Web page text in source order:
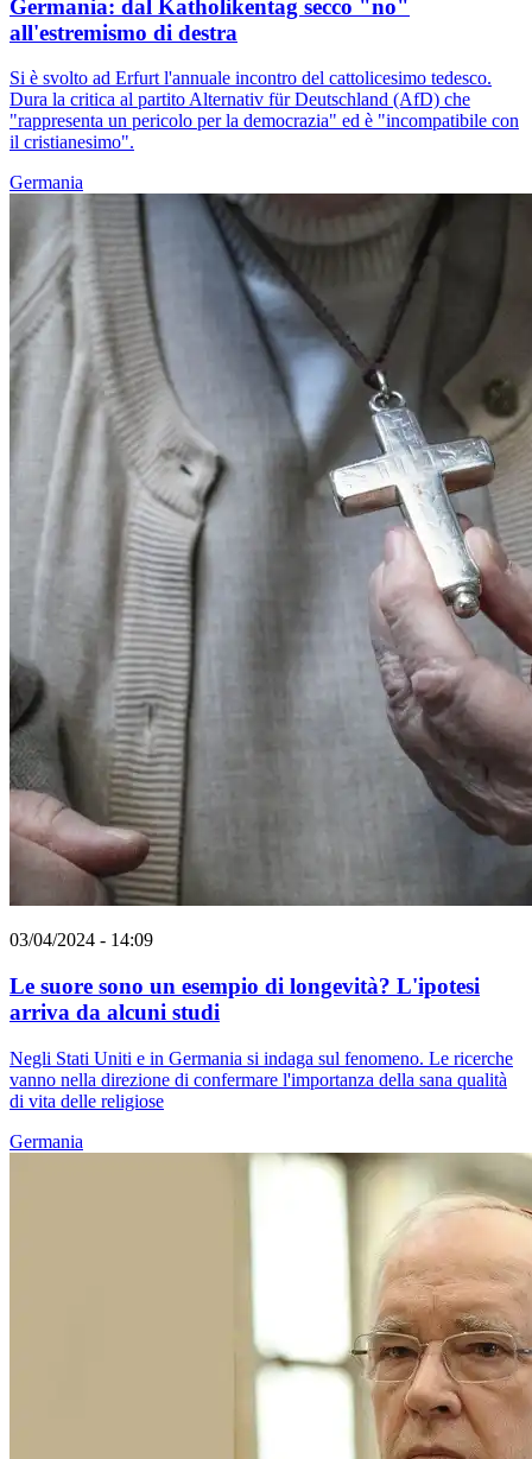
Germania: dal Katholikentag secco "no"
all'estremismo di destra
Si è svolto ad Erfurt l'annuale incontro del cattolicesimo tedesco.
Dura la critica al partito Alternativ für Deutschland (AfD) che
"rappresenta un pericolo per la democrazia" ed è "incompatibile con
il cristianesimo".
Germania
03/04/2024 - 14:09
Le suore sono un esempio di longevità? L'ipotesi
arriva da alcuni studi
Negli Stati Uniti e in Germania si indaga sul fenomeno. Le ricerche
vanno nella direzione di confermare l'importanza della sana qualità
di vita delle religiose
Germania